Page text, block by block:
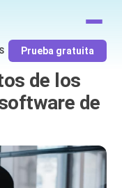
Prueba gratuita
de los
de